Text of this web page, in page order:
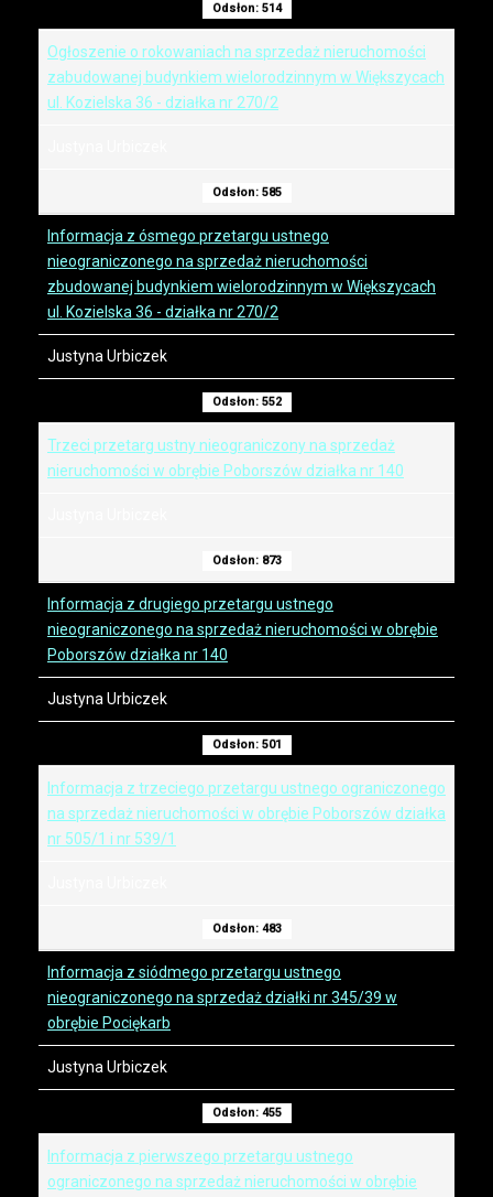
Odsłon: 514
Ogłoszenie o rokowaniach na sprzedaż nieruchomości
zabudowanej budynkiem wielorodzinnym w Większycach
ul. Kozielska 36 - działka nr 270/2
Odsłon: 585
Informacja z ósmego przetargu ustnego
nieograniczonego na sprzedaż nieruchomości
zbudowanej budynkiem wielorodzinnym w Większycach
ul. Kozielska 36 - działka nr 270/2
Justyna Urbiczek
Odsłon: 552
Trzeci przetarg ustny nieograniczony na sprzedaż
nieruchomości w obrębie Poborszów działka nr 140
Odsłon: 873
Informacja z drugiego przetargu ustnego
nieograniczonego na sprzedaż nieruchomości w obrębie
Poborszów działka nr 140
Justyna Urbiczek
Odsłon: 501
Informacja z trzeciego przetargu ustnego ograniczonego
na sprzedaż nieruchomości w obrębie Poborszów działka
nr 505/1 i nr 539/1
Odsłon: 483
Informacja z siódmego przetargu ustnego
nieograniczonego na sprzedaż działki nr 345/39 w
obrębie Pociękarb
Justyna Urbiczek
Odsłon: 455
Informacja z pierwszego przetargu ustnego
ograniczonego na sprzedaż nieruchomości w obrębie